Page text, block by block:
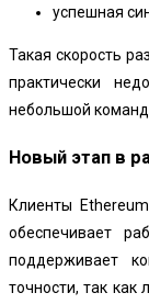
успешная
Такая скорость
практически
небольшой
Новый этап в
Клиенты
обеспечивает
поддерживает
точности, так как